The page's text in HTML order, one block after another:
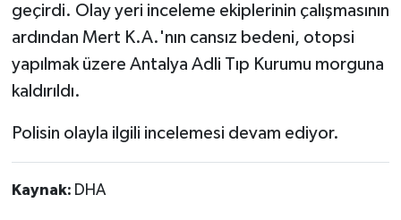
geçirdi. Olay yeri inceleme ekiplerinin çalışmasının
ardından Mert K.A.'nın cansız bedeni, otopsi
yapılmak üzere Antalya Adli Tıp Kurumu morguna
kaldırıldı.
Polisin olayla ilgili incelemesi devam ediyor.
Kaynak: DHA